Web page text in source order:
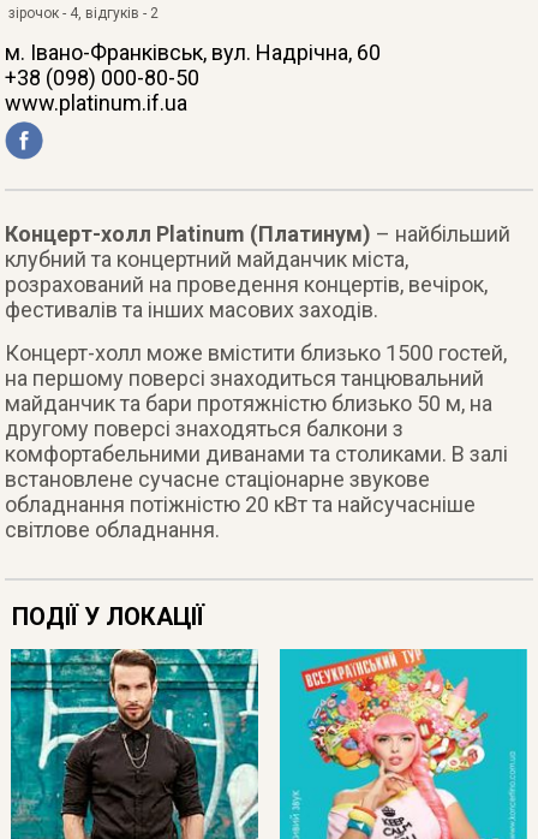
зірочок - 4, відгуків - 2
м. Івано-Франківськ, вул. Надрічна, 60
+38 (098) 000-80-50
www.platinum.if.ua
Концерт-холл Platinum (Платинум) – найбільший
клубний та концертний майданчик міста,
розрахований на проведення концертів, вечірок,
фестивалів та інших масових заходів.
Концерт-холл може вмістити близько 1500 гостей,
на першому поверсі знаходиться танцювальний
майданчик та бари протяжністю близько 50 м, на
другому поверсі знаходяться балкони з
комфортабельними диванами та столиками. В залі
встановлене сучасне стаціонарне звукове
обладнання потіжністю 20 кВт та найсучасніше
світлове обладнання.
ПОДІЇ У ЛОКАЦІЇ